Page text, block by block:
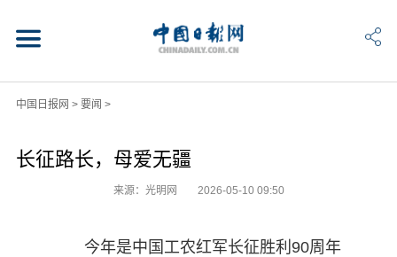
中国日报网 > 要闻 >
长征路长，母爱无疆
来源：光明网 2026-05-10 09:50
今年是中国工农红军长征胜利90周年